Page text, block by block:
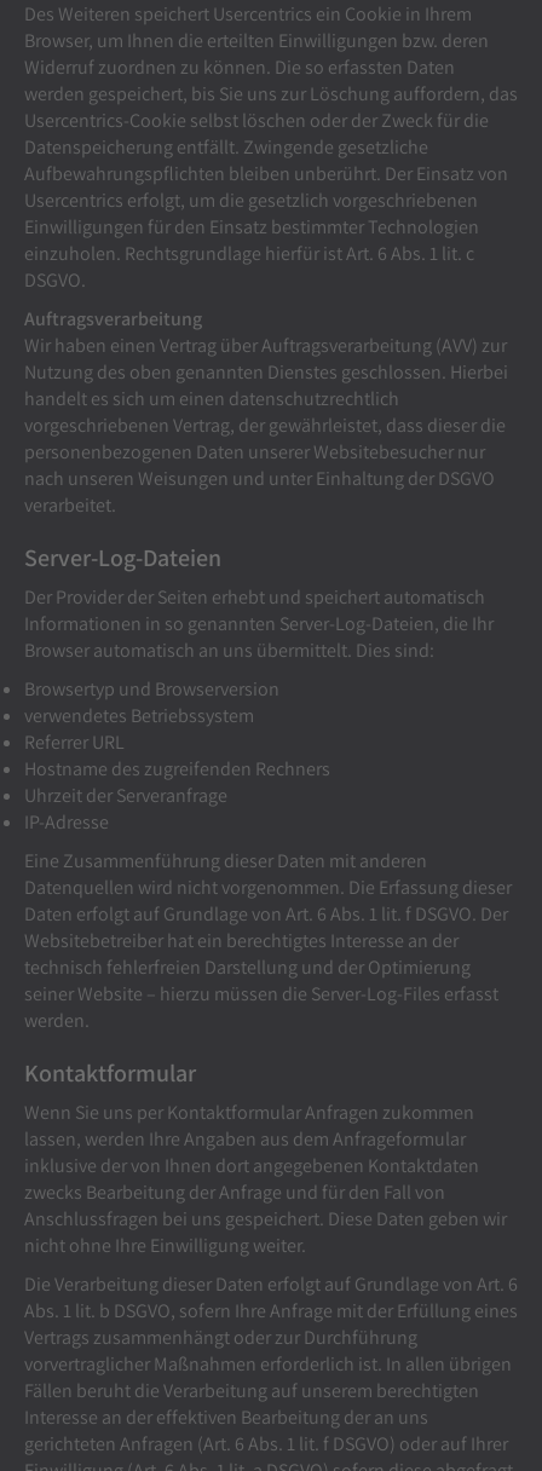
Des Weiteren speichert Usercentrics ein Cookie in Ihrem
Browser, um Ihnen die erteilten Einwilligungen bzw. deren
Widerruf zuordnen zu können. Die so erfassten Daten
werden gespeichert, bis Sie uns zur Löschung auffordern, das
Usercentrics-Cookie selbst löschen oder der Zweck für die
Datenspeicherung entfällt. Zwingende gesetzliche
Aufbewahrungspflichten bleiben unberührt. Der Einsatz von
Usercentrics erfolgt, um die gesetzlich vorgeschriebenen
Einwilligungen für den Einsatz bestimmter Technologien
einzuholen. Rechtsgrundlage hierfür ist Art. 6 Abs. 1 lit. c
DSGVO.
Auftragsverarbeitung
Wir haben einen Vertrag über Auftragsverarbeitung (AVV) zur
Nutzung des oben genannten Dienstes geschlossen. Hierbei
handelt es sich um einen datenschutzrechtlich
vorgeschriebenen Vertrag, der gewährleistet, dass dieser die
personenbezogenen Daten unserer Websitebesucher nur
nach unseren Weisungen und unter Einhaltung der DSGVO
verarbeitet.
Server-Log-Dateien
Der Provider der Seiten erhebt und speichert automatisch
Informationen in so genannten Server-Log-Dateien, die Ihr
Browser automatisch an uns übermittelt. Dies sind:
Browsertyp und Browserversion
verwendetes Betriebssystem
Referrer URL
Hostname des zugreifenden Rechners
Uhrzeit der Serveranfrage
IP-Adresse
Eine Zusammenführung dieser Daten mit anderen
Datenquellen wird nicht vorgenommen. Die Erfassung dieser
Daten erfolgt auf Grundlage von Art. 6 Abs. 1 lit. f DSGVO. Der
Websitebetreiber hat ein berechtigtes Interesse an der
technisch fehlerfreien Darstellung und der Optimierung
seiner Website – hierzu müssen die Server-Log-Files erfasst
werden.
Kontaktformular
Wenn Sie uns per Kontaktformular Anfragen zukommen
lassen, werden Ihre Angaben aus dem Anfrageformular
inklusive der von Ihnen dort angegebenen Kontaktdaten
zwecks Bearbeitung der Anfrage und für den Fall von
Anschlussfragen bei uns gespeichert. Diese Daten geben wir
nicht ohne Ihre Einwilligung weiter.
Die Verarbeitung dieser Daten erfolgt auf Grundlage von Art. 6
Abs. 1 lit. b DSGVO, sofern Ihre Anfrage mit der Erfüllung eines
Vertrags zusammenhängt oder zur Durchführung
vorvertraglicher Maßnahmen erforderlich ist. In allen übrigen
Fällen beruht die Verarbeitung auf unserem berechtigten
Interesse an der effektiven Bearbeitung der an uns
gerichteten Anfragen (Art. 6 Abs. 1 lit. f DSGVO) oder auf Ihrer